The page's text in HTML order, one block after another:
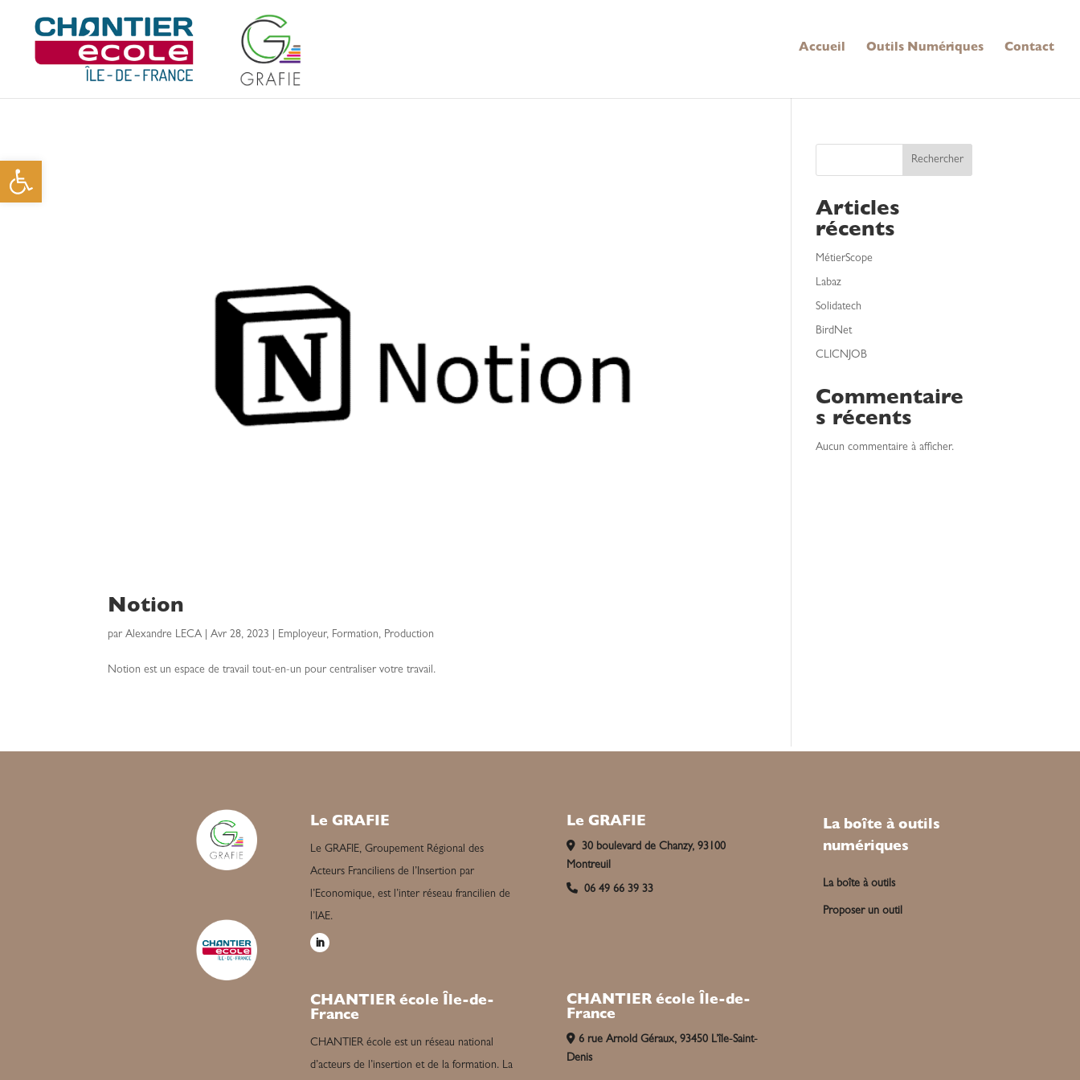
Ouvrir la barre d’outils
Accueil Outils Numériques Contact
Notion
parAlexandre LECA |Avr 28, 2023 Employeur, Formation, Production
Notion est un espace de travail tout-en-un pour centraliser votre travail.
Rechercher
Articles
récents
MétierScope
Labaz
Solidatech
BirdNet
CLICNJOB
Commentaire
s récents
Aucun commentaire à afficher.
Le GRAFIE
Le GRAFIE, Groupement Régional des
Acteurs Franciliens de l’Insertion par
l’Economique, est l’inter réseau francilien de
l’IAE.
CHANTIER école Île-de-
France
CHANTIER école est un réseau national
d’acteurs de l’insertion et de la formation. La
Le GRAFIE
30 boulevard de Chanzy, 93100
Montreuil
06 49 66 39 33
CHANTIER école Île-de-
France
6 rue Arnold Géraux, 93450 L’île-Saint-
Denis
La boîte à outils
numériques
La boîte à outils
Proposer un outil